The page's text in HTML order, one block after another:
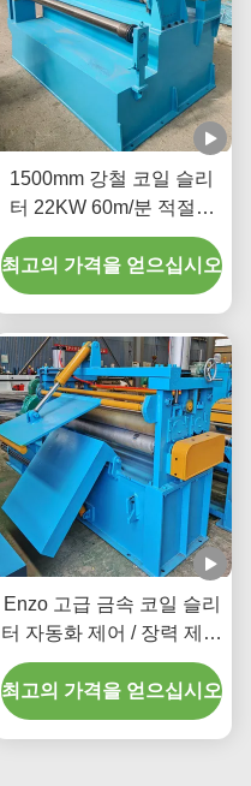
1500mm 강철 코일 슬리
터 22KW 60m/분 적절한
크기 및 모양으로 절단
최고의 가격을 얻으십시오
Enzo 고급 금속 코일 슬리
터 자동화 제어 / 장력 제어
0-120m/분
최고의 가격을 얻으십시오